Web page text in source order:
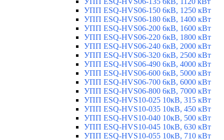
УПП ESQ-HVS06-150 6кВ, 1250 кВт
УПП ESQ-HVS06-180 6кВ, 1400 кВт
УПП ESQ-HVS06-200 6кВ, 1600 кВт
УПП ESQ-HVS06-220 6кВ, 1800 кВт
УПП ESQ-HVS06-240 6кВ, 2000 кВт
УПП ESQ-HVS06-320 6кВ, 2500 кВт
УПП ESQ-HVS06-490 6кВ, 4000 кВт
УПП ESQ-HVS06-600 6кВ, 5000 кВт
УПП ESQ-HVS06-700 6кВ, 6000 кВт
УПП ESQ-HVS06-800 6кВ, 7000 кВт
УПП ESQ-HVS10-025 10кВ, 315 кВт
УПП ESQ-HVS10-035 10кВ, 450 кВт
УПП ESQ-HVS10-040 10кВ, 500 кВт
УПП ESQ-HVS10-045 10кВ, 630 кВт
УПП ESQ-HVS10-055 10кВ, 710 кВт